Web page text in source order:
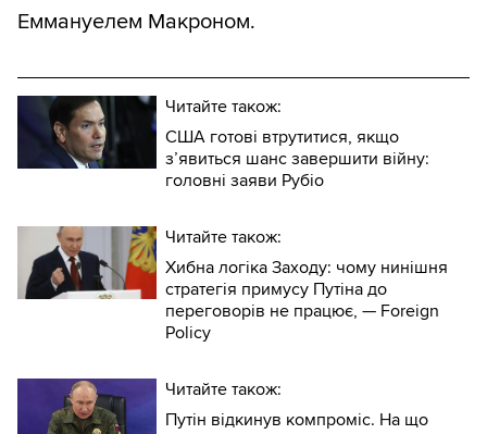
Еммануелем Макроном.
Читайте також:
США готові втрутитися, якщо
з’явиться шанс завершити війну:
головні заяви Рубіо
Читайте також:
Хибна логіка Заходу: чому нинішня
стратегія примусу Путіна до
переговорів не працює, — Foreign
Policy
Читайте також:
Путін відкинув компроміс. На що